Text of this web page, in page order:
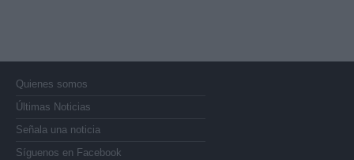
Quienes somos
Últimas Noticias
Señala una noticia
Síguenos en Facebook